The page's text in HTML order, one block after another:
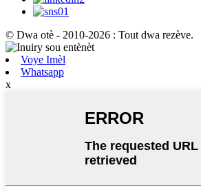
© Dwa otè - 2010-2026 : Tout dwa rezève.
Voye Imèl
Whatsapp
x